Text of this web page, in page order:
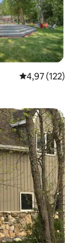
Prosečna
4,97 (122)